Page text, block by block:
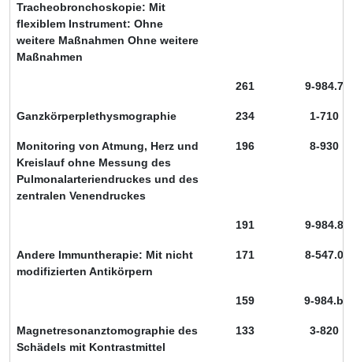
Tracheobronchoskopie: Mit
flexiblem Instrument: Ohne
weitere Maßnahmen Ohne weitere
Maßnahmen
261 9-984.7
Ganzkörperplethysmographie 234 1-710
Monitoring von Atmung, Herz und
Kreislauf ohne Messung des
Pulmonalarteriendruckes und des
zentralen Venendruckes
196 8-930
191 9-984.8
Andere Immuntherapie: Mit nicht
modifizierten Antikörpern
171 8-547.0
159 9-984.b
Magnetresonanztomographie des
Schädels mit Kontrastmittel
133 3-820